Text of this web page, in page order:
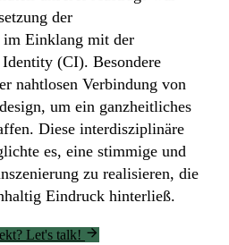
der
Einklang mit der
Identity (CI). Besondere
nahtlosen Verbindung von
um ein ganzheitliches
Diese interdisziplinäre
es, eine stimmige und
zu realisieren, die
Eindruck hinterließ.
Let's talk!